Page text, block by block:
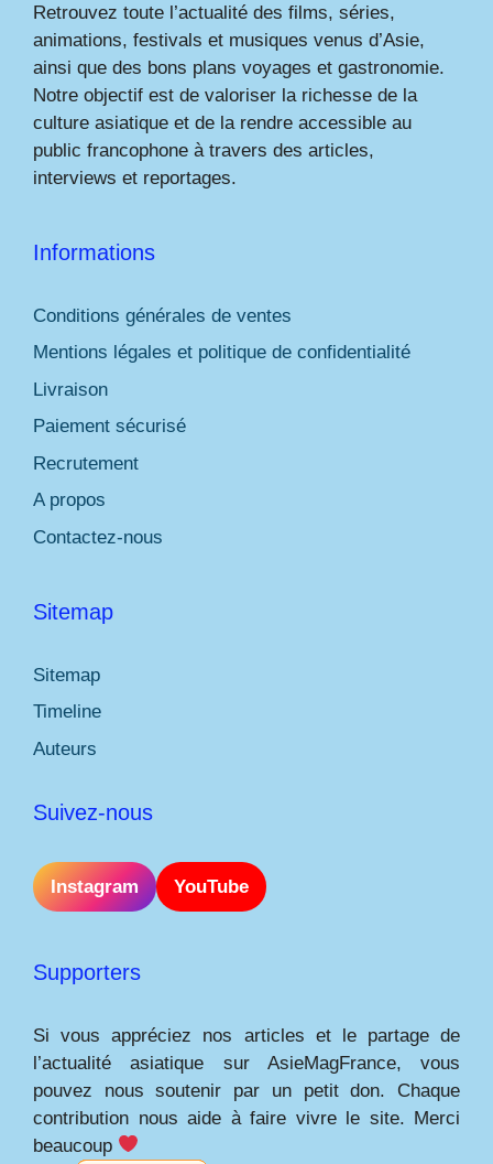
Retrouvez toute l’actualité des films, séries,
animations, festivals et musiques venus d’Asie,
ainsi que des bons plans voyages et gastronomie.
Notre objectif est de valoriser la richesse de la
culture asiatique et de la rendre accessible au
public francophone à travers des articles,
interviews et reportages.
Informations
Conditions générales de ventes
Mentions légales et politique de confidentialité
Livraison
Paiement sécurisé
Recrutement
A propos
Contactez-nous
Sitemap
Sitemap
Timeline
Auteurs
Suivez-nous
Instagram YouTube
Supporters
Si vous appréciez nos articles et le partage de
l’actualité asiatique sur AsieMagFrance, vous
pouvez nous soutenir par un petit don. Chaque
contribution nous aide à faire vivre le site. Merci
beaucoup